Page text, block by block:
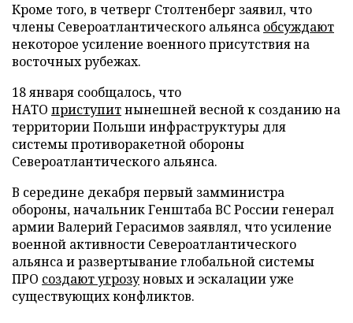
Кроме того, в четверг Столтенберг заявил, что
члены Североатлантического альянса обсуждают
некоторое усиление военного присутствия на
восточных рубежах.
18 января сообщалось, что
НАТО приступитнынешней весной к созданию на
территории Польши инфраструктуры для
системы противоракетной обороны
Североатлантического альянса.
В середине декабря первый замминистра
обороны, начальник Генштаба ВС России генерал
армии Валерий Герасимов заявлял, что усиление
военной активности Североатлантического
альянса и развертывание глобальной системы
ПРО создают угрозуновых и эскалации уже
существующих конфликтов.